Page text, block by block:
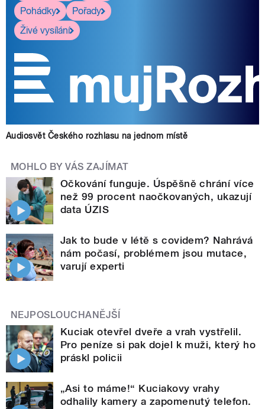
Pohádky
Pořady
Živé vysílání
Audiosvět Českého rozhlasu na jednom místě
MOHLO BY VÁS ZAJÍMAT
Očkování funguje. Úspěšně chrání více
než 99 procent naočkovaných, ukazují
data ÚZIS
Jak to bude v létě s covidem? Nahrává
nám počasí, problémem jsou mutace,
varují experti
NEJPOSLOUCHANĚJŠÍ
Kuciak otevřel dveře a vrah vystřelil.
Pro peníze si pak dojel k muži, který ho
práskl policii
„Asi to máme!“ Kuciakovy vrahy
odhalily kamery a zapomenutý telefon.